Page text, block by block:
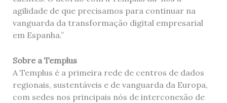
agilidade de que precisamos para continuar na
vanguarda da transformação digital empresarial
em Espanha.”
Sobre a Templus
A Templus é a primeira rede de centros de dados
regionais, sustentáveis e de vanguarda da Europa,
com sedes nos principais nós de interconexão de